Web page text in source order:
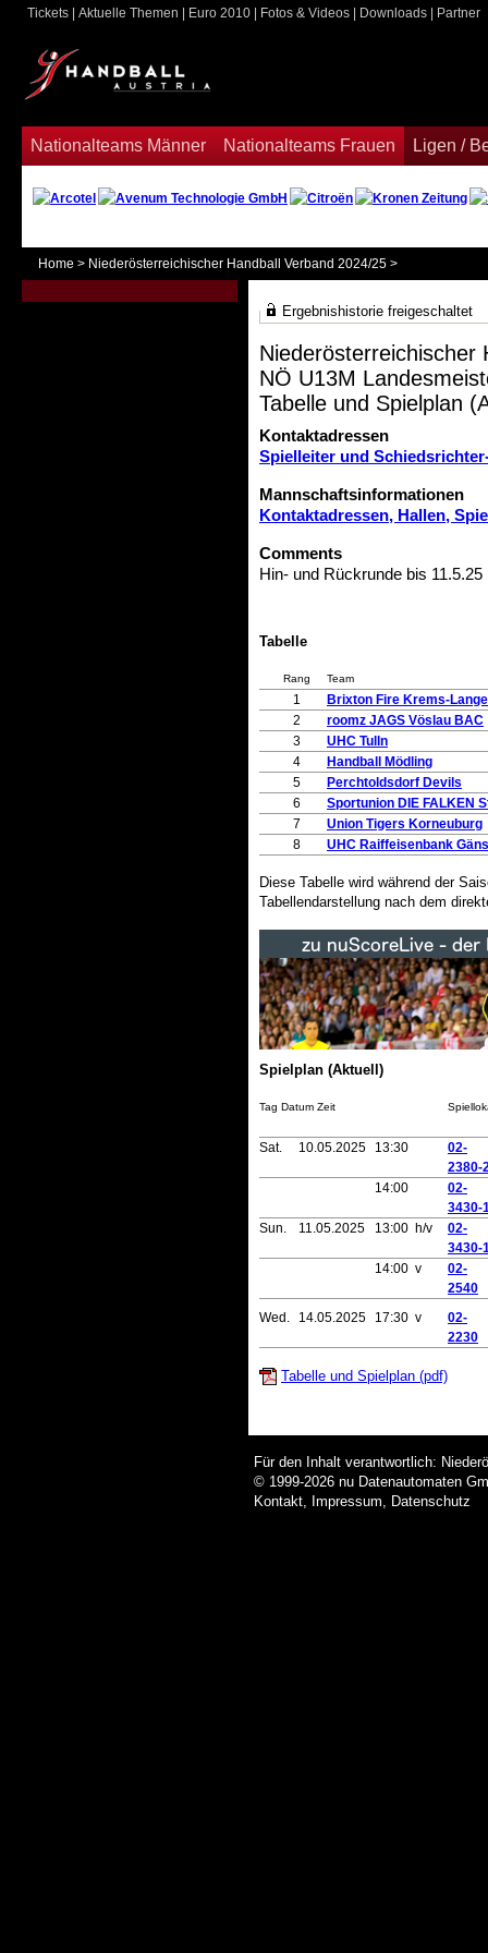
Nationalteams Männer Nationalteams Frauen Ligen /
Tickets Aktuelle Themen Euro 2010 Fotos & Videos Downloads Partner
Home > Niederösterreichischer Handball Verband 2024/25 >
Ergebnishistorie freigeschaltet
Niederösterreichischer
NÖ U13M
Tabelle und Spielplan
Kontaktadressen
Spielleiter und
Mannschaftsinformationen
Kontaktadressen, Hallen,
Comments
Hin- und Rückrunde bis 11.5.25
Tabelle
Rang Team
1
Brixton Fire Krems-
2
roomz JAGS Vöslau BAC
3
UHC Tulln
4
Handball Mödling
5
Perchtoldsdorf Devils
6
Sportunion DIE FALKEN
7
Union Tigers Korneuburg
8
UHC Raiffeisenbank
Diese Tabelle wird während der
Tabellendarstellung nach dem
Spielplan (Aktuell)
Tag Datum Zeit
Sat. 10.05.2025 13:30
02-
2380-
14:00
02-
3430-
Sun.
11.05.2025 13:00 h/v
02-
3430-
14:00 v
02-
2540
Wed.
14.05.2025 17:30 v
02-
2230
Tabelle und Spielplan (pdf)
Für den Inhalt verantwortlich:
© 1999-2026 nu Datenautomaten
Kontakt, Impressum, Datenschutz